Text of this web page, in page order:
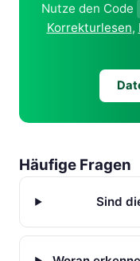
Nutze den Code
Korrekturlesen,
Häufige Fragen
Sind